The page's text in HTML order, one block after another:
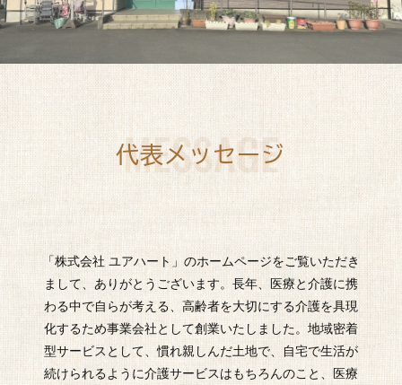
MESSAGE
代表メッセージ
「株式会社 ユアハート」のホームページをご覧いただき
まして、ありがとうございます。長年、医療と介護に携
わる中で自らが考える、高齢者を大切にする介護を具現
化するため事業会社として創業いたしました。地域密着
型サービスとして、慣れ親しんだ土地で、自宅で生活が
続けられるように介護サービスはもちろんのこと、医療